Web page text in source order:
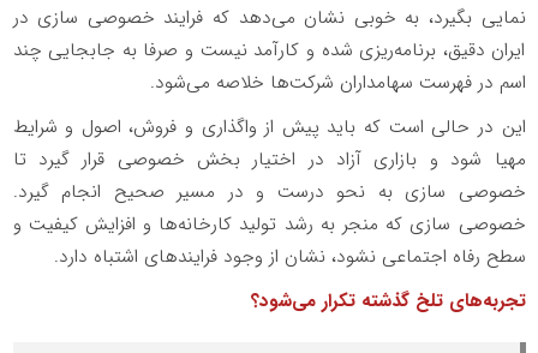
نمایی بگیرد، به خوبی نشان می‌دهد که فرایند خصوصی سازی در
ایران دقیق، برنامه‌ریزی شده و کارآمد نیست و صرفا به جابجایی چند
اسم در فهرست سهامداران شرکت‌ها خلاصه می‌شود.
این در حالی است که باید پیش از واگذاری و فروش، اصول و شرایط
مهیا شود و بازاری آزاد در اختیار بخش خصوصی قرار گیرد تا
خصوصی سازی به نحو درست و در مسیر صحیح انجام گیرد.
خصوصی سازی که منجر به رشد تولید کارخانه‌ها و افزایش کیفیت و
سطح رفاه اجتماعی نشود، نشان از وجود فرایندهای اشتباه دارد.
تجربه‌های تلخ گذشته تکرار می‌شود؟